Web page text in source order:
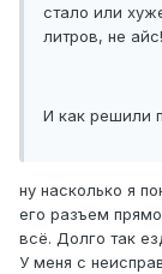
стало или
литров, не айс!
И как решили
ну насколько я
его разъем
всё. Долго так
У меня с